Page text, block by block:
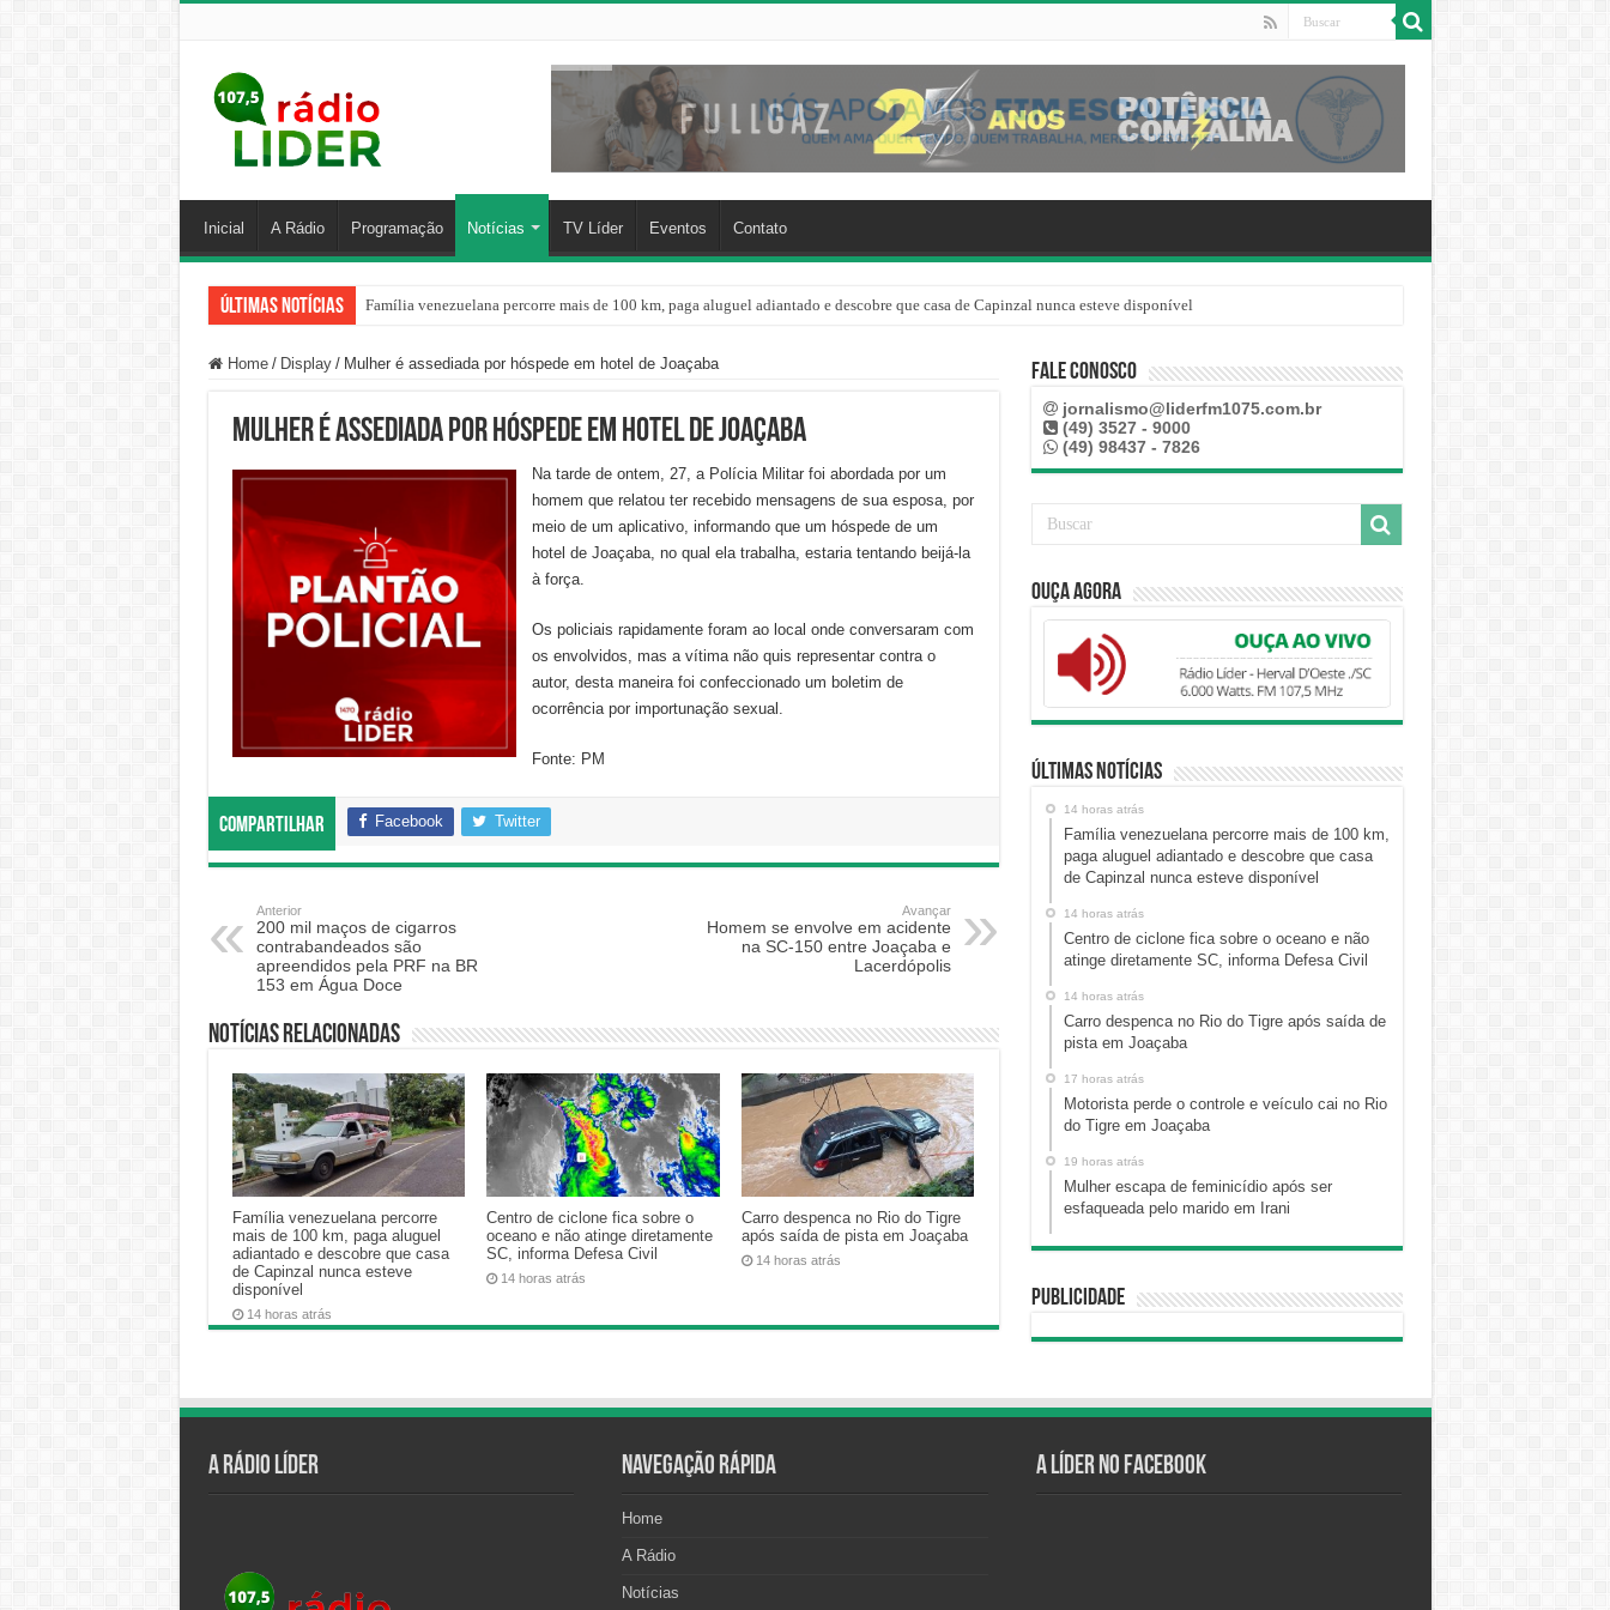
Inicial A Rádio Programação Notícias TV Líder Eventos Contato
Últimas Notícias Família venezuelana percorre mais de 100 km, paga aluguel adiantado e descobre que casa de Capinzal nunca esteve disponível
Home / Display / Mulher é assediada por hóspede em hotel de Joaçaba
Mulher é assediada por hóspede em hotel de Joaçaba
Na tarde de ontem, 27, a Polícia Militar foi abordada por um
homem que relatou ter recebido mensagens de sua esposa, por
meio de um aplicativo, informando que um hóspede de um
hotel de Joaçaba, no qual ela trabalha, estaria tentando beijá-la
à força.
Os policiais rapidamente foram ao local onde conversaram com
os envolvidos, mas a vítima não quis representar contra o
autor, desta maneira foi confeccionado um boletim de
ocorrência por importunação sexual.
Fonte: PM
Compartilhar Facebook Twitter
Anterior
200 mil maços de cigarros
contrabandeados são
apreendidos pela PRF na BR
153 em Água Doce
Avançar
Homem se envolve em acidente
na SC-150 entre Joaçaba e
Lacerdópolis
Notícias relacionadas
Família venezuelana percorre
mais de 100 km, paga aluguel
adiantado e descobre que casa
de Capinzal nunca esteve
disponível
14 horas atrás
Centro de ciclone fica sobre o
oceano e não atinge diretamente
SC, informa Defesa Civil
14 horas atrás
Carro despenca no Rio do Tigre
após saída de pista em Joaçaba
14 horas atrás
Fale Conosco
jornalismo@liderfm1075.com.br
(49) 3527 - 9000
(49) 98437 - 7826
Ouça Agora
Últimas Notícias
14 horas atrás
Família venezuelana percorre mais de 100 km,
paga aluguel adiantado e descobre que casa
de Capinzal nunca esteve disponível
14 horas atrás
Centro de ciclone fica sobre o oceano e não
atinge diretamente SC, informa Defesa Civil
14 horas atrás
Carro despenca no Rio do Tigre após saída de
pista em Joaçaba
17 horas atrás
Motorista perde o controle e veículo cai no Rio
do Tigre em Joaçaba
19 horas atrás
Mulher escapa de feminicídio após ser
esfaqueada pelo marido em Irani
Publicidade
A Rádio Líder Navegação Rápida
Home
A Rádio
Notícias
A Líder no Facebook